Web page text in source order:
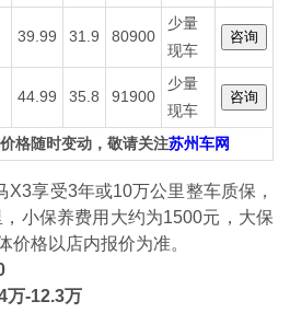
39.99 31.9 80900
少量
现车
44.99 35.8 91900
少量
现车
格随时变动，敬请关注苏州车网
享受3年或10万公里整车质保，
小保养费用大约为1500元，大保
价格以店内报价为准。
-12.3万